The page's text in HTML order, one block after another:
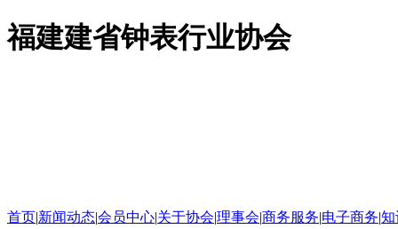
福建建省钟表行业协会
首页|新闻动态|会员中心|关于协会|理事会|商务服务|电子商务|知